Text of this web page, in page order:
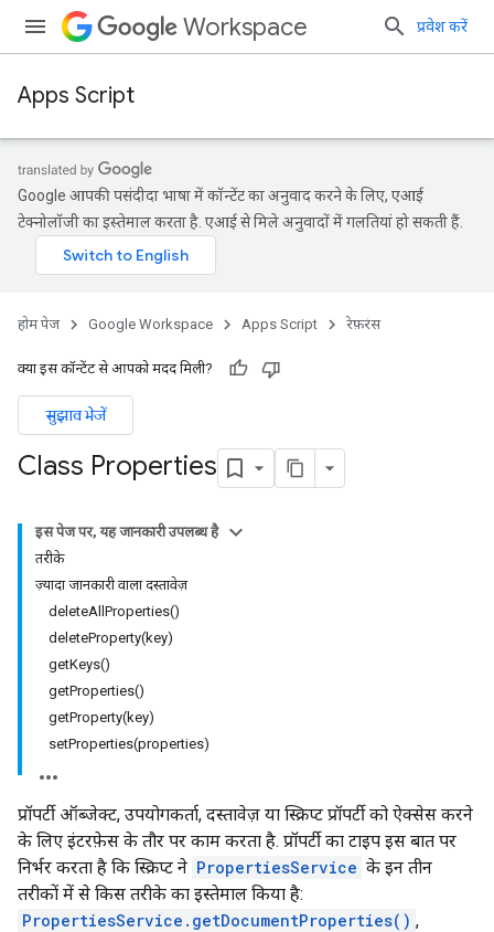
Workspace प्रवेश करें
Apps Script
Google आपकी पसंदीदा भाषा में कॉन्टेंट का अनुवाद करने के लिए, एआई
टेक्नोलॉजी का इस्तेमाल करता है. एआई से मिले अनुवादों में गलतियां हो सकती हैं.
होम पेज Google Workspace Apps Script रेफ़रंस
क्या इस कॉन्टेंट से आपको मदद मिली?
सुझाव भेजें
Class Properties
इस पेज पर, यह जानकारी उपलब्ध है
तरीके
ज़्यादा जानकारी वाला दस्तावेज़
deleteAllProperties()
deleteProperty(key)
getKeys()
getProperties()
getProperty(key)
setProperties(properties)
प्रॉपर्टी ऑब्जेक्ट, उपयोगकर्ता, दस्तावेज़ या स्क्रिप्ट प्रॉपर्टी को ऐक्सेस करने
के लिए इंटरफ़ेस के तौर पर काम करता है. प्रॉपर्टी का टाइप इस बात पर
निर्भर करता है कि स्क्रिप्ट ने PropertiesService के इन तीन
तरीकों में से किस तरीके का इस्तेमाल किया है:
PropertiesService.getDocumentProperties() ,